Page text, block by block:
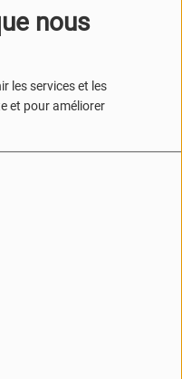
nous
les services et les
et pour améliorer
diffusés